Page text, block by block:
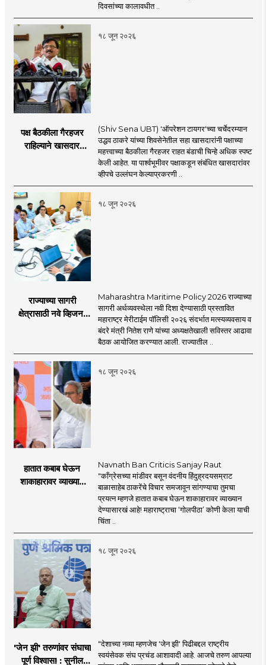
दिवसांच्या कालावधीत ..
१८ जून २०२६
पक्ष बैठकीला गैरहजर
राहिल्याने खासदार
काय सांगतो?
(Shiv Sena UBT) 'ऑपरेशन टायगर'च्या चर्चेदरम्यान
उद्धव ठाकरे यांच्या शिवसेनेतील सहा खासदारांनी पक्षाच्या
महत्त्वाच्या बैठकीला गैरहजर राहत बंडाची चिन्हे अधिक स्पष्ट
केली आहेत. या पार्श्वभूमीवर पक्षाकडून संबंधित खासदारांवर
व्हीपचे उल्लंघन केल्याप्रकरणी ..
१८ जून २०२६
राज्याच्या सागरी
क्षेत्रासाठी नवे व्हिजन;
प्रस्ताव
Maharashtra Maritime Policy 2026 राज्याच्या
सागरी अर्थव्यवस्थेला नवी दिशा देण्यासाठी प्रस्तावित
महाराष्ट्र मेरीटाईम पॉलिसी २०२६ संदर्भात मत्स्यव्यवसाय व
बंदरे मंत्री नितेश राणे यांच्या अध्यक्षतेखाली सविस्तर आढावा
बैठक आयोजित करण्यात आली. राज्यातील ..
१८ जून २०२६
हातात कबाब घेऊन
शाकाहारावर व्याख्यान
Navnath Ban Criticis Sanjay Raut
"काँग्रेसच्या मांडीवर बसून वंदनीय हिंदुह्रदयसम्राट
बाळासाहेब ठाकरेंचे विचार समजावून सांगण्याचा तुमचा
प्रयत्न म्हणजे हातात कबाब घेऊन शाकाहारावर व्याख्यान
देण्यासारखं आहे! महाराष्ट्राचा ‘गोलपीठा’ कोणी केला याची
चिंता ..
१८ जून २०२६
'जेन झी' तरुणांवर संघाचा
पूर्ण विश्वास! : सुनील
"देशाच्या नव्या म्हणजेच 'जेन झी' पिढीबद्दल राष्ट्रीय
स्वयंसेवक संघ प्रचंड आशावादी आहे. आजचे तरुण आपल्या